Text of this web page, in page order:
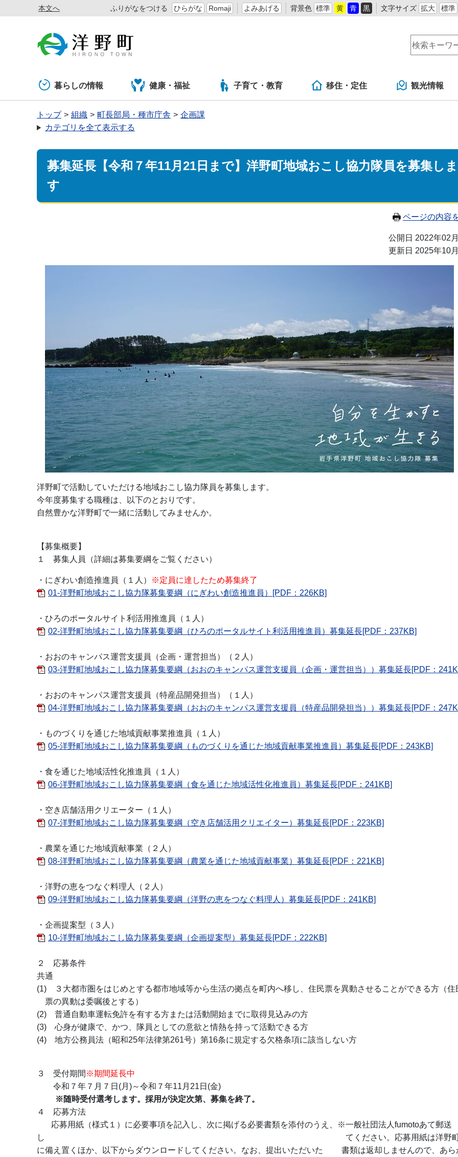
本文へ ふりがなをつける ひらがな Romaji よみあげる 背景色 標準 黄 青 黒 文字サイズ 拡大 標準
暮らしの情報 健康・福祉 子育て・教育 移住・定住 観光情報
トップ 組織 町長部局・種市庁舎
企画課
カテゴリを全て表示する
募集延長【令和７年11月21日まで】洋野町地域おこし協力隊員を募集しま
す
ページの内容
公開日 2022年02
更新日 2025年10
洋野町で活動していただける地域おこし協力隊員を募集します。
今年度募集する職種は、以下のとおりです。
自然豊かな洋野町で一緒に活動してみませんか。
【募集概要】
１ 募集人員（詳細は募集要綱をご覧ください）
・にぎわい創造推進員（１人）
※定員に達したため募集終了
01-洋野町地域おこし協力隊募集要綱（にぎわい創造推進員）[PDF：226KB]
・ひろのポータルサイト利活用推進員（１人）
02-洋野町地域おこし協力隊募集要綱（ひろのポータルサイト利活用推進員）募集延長[PDF：237KB]
・おおのキャンパス運営支援員（企画・運営担当）（２人）
03-洋野町地域おこし協力隊募集要綱（おおのキャンパス運営支援員（企画・運営担当））募集延長[PDF：
・おおのキャンパス運営支援員（特産品開発担当）（１人）
04-洋野町地域おこし協力隊募集要綱（おおのキャンパス運営支援員（特産品開発担当））募集延長[PDF：
・ものづくりを通じた地域貢献事業推進員（１人）
05-洋野町地域おこし協力隊募集要綱（ものづくりを通じた地域貢献事業推進員）募集延長[PDF：243KB]
・食を通じた地域活性化推進員（１人）
06-洋野町地域おこし協力隊募集要綱（食を通じた地域活性化推進員）募集延長[PDF：241KB]
・空き店舗活用クリエーター（１人）
07-洋野町地域おこし協力隊募集要綱（空き店舗活用クリエイター）募集延長[PDF：223KB]
・農業を通じた地域貢献事業（２人）
08-洋野町地域おこし協力隊募集要綱（農業を通じた地域貢献事業）募集延長[PDF：221KB]
・洋野の恵をつなぐ料理人（２人）
09-洋野町地域おこし協力隊募集要綱（洋野の恵をつなぐ料理人）募集延長[PDF：241KB]
・企画提案型（３人）
10-洋野町地域おこし協力隊募集要綱（企画提案型）募集延長[PDF：222KB]
２ 応募条件
共通
(1) ３大都市圏をはじめとする都市地域等から生活の拠点を町内へ移し、住民票を異動させることができる方
票の異動は委嘱後とする）
(2) 普通自動車運転免許を有する方または活動開始までに取得見込みの方
(3) 心身が健康で、かつ、隊員としての意欲と情熱を持って活動できる方
(4) 地方公務員法（昭和25年法律第261号）第16条に規定する欠格条項に該当しない方
３ 受付期間 ※期間延長中
令和７年７月７日(月)～令和７年11月21日(金)
※随時受付選考します。採用が決定次第、募集を終了。
４ 応募方法
応募用紙（様式１）に必要事項を記入し、次に掲げる必要書類を添付のうえ、※一般社団法人fumotoあて郵送
し てください。応募用紙は洋野町役
に備え置くほか、以下からダウンロードしてください。なお、提出いただいた 書類は返却しませんので、あら